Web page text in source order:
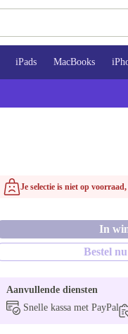
iPads MacBooks
Je selectie is niet op
In
Bestel
Aanvullende diensten
Snelle kassa met PayPal